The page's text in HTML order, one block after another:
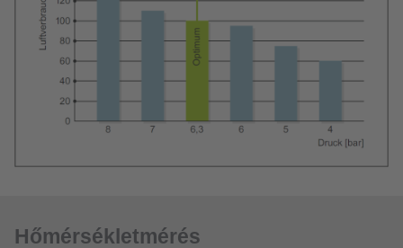
Hőmérsékletmérés